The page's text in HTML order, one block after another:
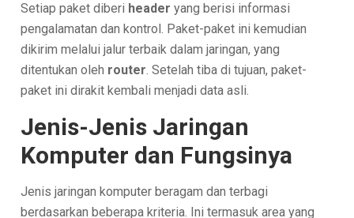
Setiap paket diberi header yang berisi informasi
pengalamatan dan kontrol. Paket-paket ini kemudian
dikirim melalui jalur terbaik dalam jaringan, yang
ditentukan oleh router. Setelah tiba di tujuan, paket-
paket ini dirakit kembali menjadi data asli.
Jenis-Jenis Jaringan
Komputer dan Fungsinya
Jenis jaringan komputer beragam dan terbagi
berdasarkan beberapa kriteria. Ini termasuk area yang